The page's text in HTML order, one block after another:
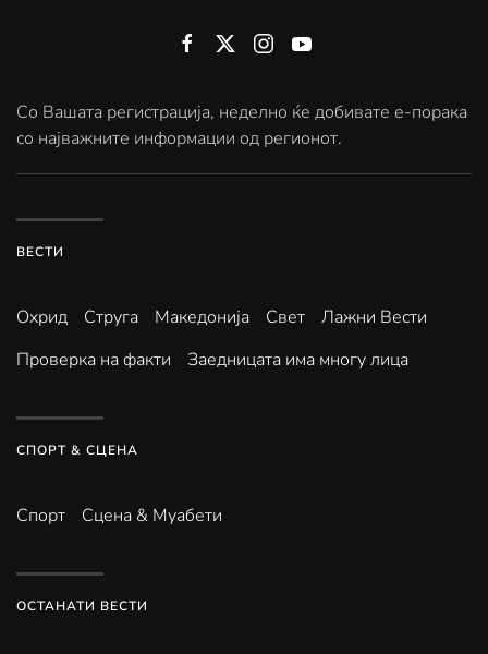
Со Вашата регистрација, неделно ќе добивате е-порака
со најважните информации од регионот.
ВЕСТИ
Охрид Струга Македонија Свет
Лажни Вести
Проверка на факти
Заедницата има многу лица
СПОРТ & СЦЕНА
Спорт Сцена & Муабети
ОСТАНАТИ ВЕСТИ